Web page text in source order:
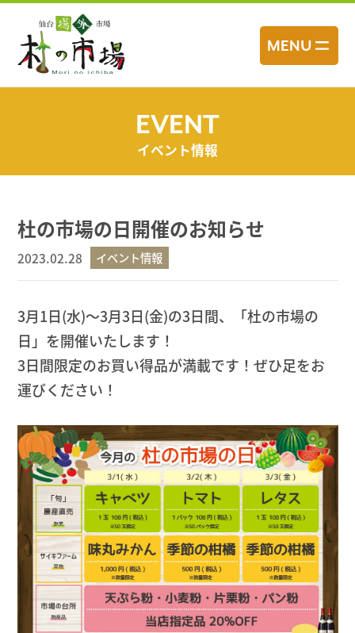
ッ
MENU
EVENT
イベント情報
杜の市場の日開催のお知らせ
2023.02.28 イベント情報
3月1日(水)〜3月3日(金)の3日間、「杜の市場の
日」を開催いたします！
3日間限定のお買い得品が満載です！ぜひ足をお
運びください！